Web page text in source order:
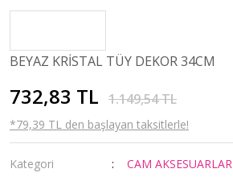
BEYAZ KRİSTAL TÜY DEKOR 34CM
732,83 TL 1.149,54 TL
*79,39 TL den başlayan taksitlerle!
Kategori
CAM AKSESUARLAR